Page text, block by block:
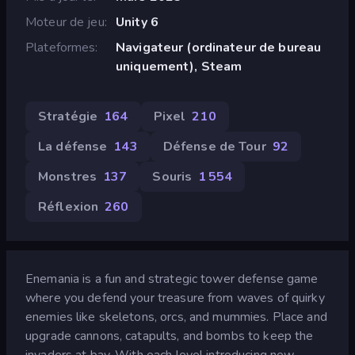
Moteur de jeu
Unity 6
Plateformes
Navigateur (ordinateur de bureau
uniquement), Steam
Stratégie 164 Pixel 210
La défense 143 Défense de Tour 92
Monstres 137 Souris 1 554
Réflexion 260
Enemania is a fun and strategic tower defense game
where you defend your treasure from waves of quirky
enemies like skeletons, orcs, and mummies. Place and
upgrade cannons, catapults, and bombs to keep the